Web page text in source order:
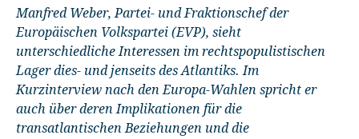
Manfred Weber, Partei- und Fraktionschef der
Europäischen Volkspartei (EVP), sieht
unterschiedliche Interessen im rechtspopulistischen
Lager dies- und jenseits des Atlantiks. Im
Kurzinterview nach den Europa-Wahlen spricht er
auch über deren Implikationen für die
transatlantischen Beziehungen und die